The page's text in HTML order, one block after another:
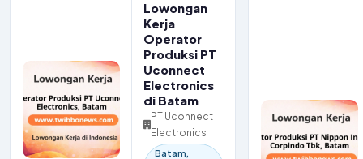
Lowongan
Kerja
Operator
Produksi PT
Uconnect
Electronics
di Batam
PT Uconnect
Electronics
Batam,